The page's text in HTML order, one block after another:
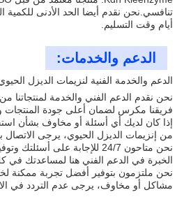
أيام وقت التسليم.
الدعم والخدمات:
الدعم والخدمة الفنية لنزيمات الديزل
نحن نقدم الدعم الفني والخدمة لمنتجاتنا
فريقنا مكرس لضمان أعلى جودة المنتجات
إذا كان لديك أي أسئلة أو مخاوف بشأن
من إنزيمات الديزل الحيوي، يرجى الاتصال
نحن متاحون 24/7 للإجابة على
الخبرة في الدعم الفني هنا لمساعدتك
نحن ملتزمون بتوفير أفضل تجربة ممكنة
مشاكل أو مخاوف، يرجى عدم التردد في